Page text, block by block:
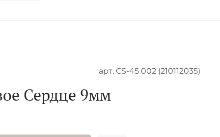
арт. CS-45 002 (210112035)
Сердце 9мм